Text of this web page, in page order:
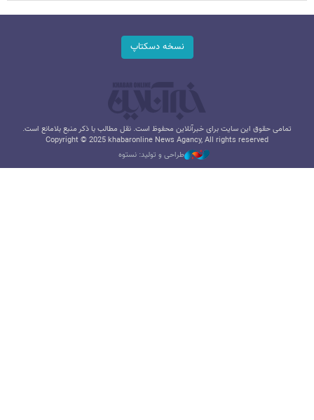
نسخه دسکتاپ
تمامی حقوق این سایت برای خبرآنلاین محفوظ است. نقل مطالب با ذکر منبع بلامانع است.
Copyright © 2025 khabaronline News Agancy, All rights reserved
طراحی و تولید: نستوه